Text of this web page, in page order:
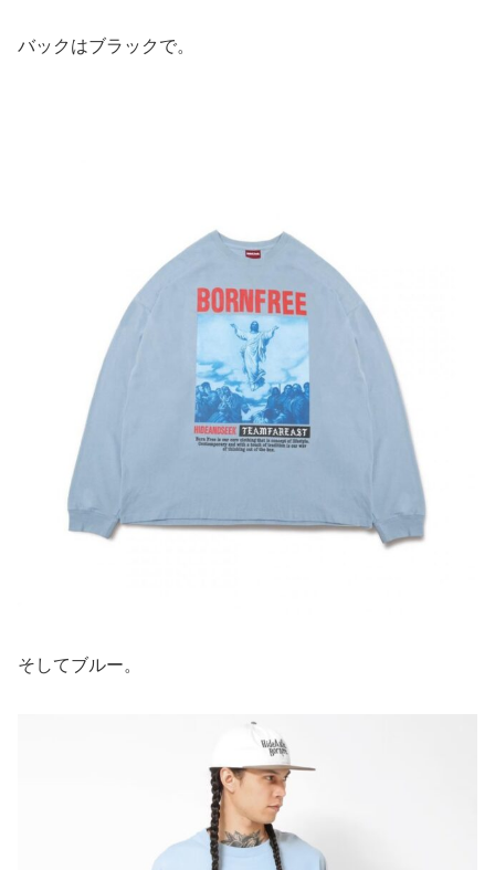
バックはブラックで。
そしてブルー。